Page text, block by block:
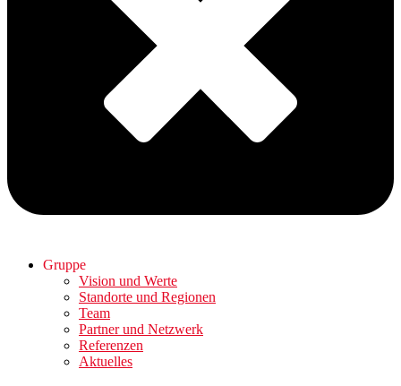
Gruppe
Vision und Werte
Standorte und Regionen
Team
Partner und Netzwerk
Referenzen
Aktuelles